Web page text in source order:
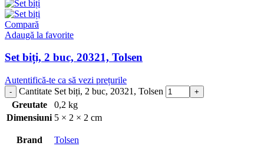
Compară
Adaugă la favorite
Set biți, 2 buc, 20321, Tolsen
Autentifică-te ca să vezi prețurile
Cantitate Set biți, 2 buc, 20321, Tolsen
Greutate
0,2 kg
Dimensiuni 5 × 2 × 2 cm
Brand Tolsen